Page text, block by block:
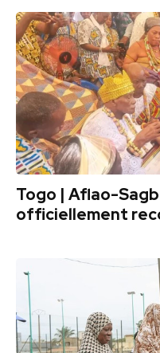
Togo | Aflao-
officiellement